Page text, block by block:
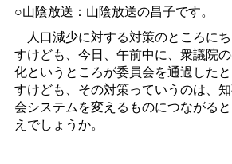
○山陰放送：山陰放送の昌子です。
人口減少に対する対策のところに
すけども、今日、午前中に、衆議院
化というところが委員会を通過した
すけども、その対策っていうのは、
会システムを変えるものにつながる
えでしょうか。